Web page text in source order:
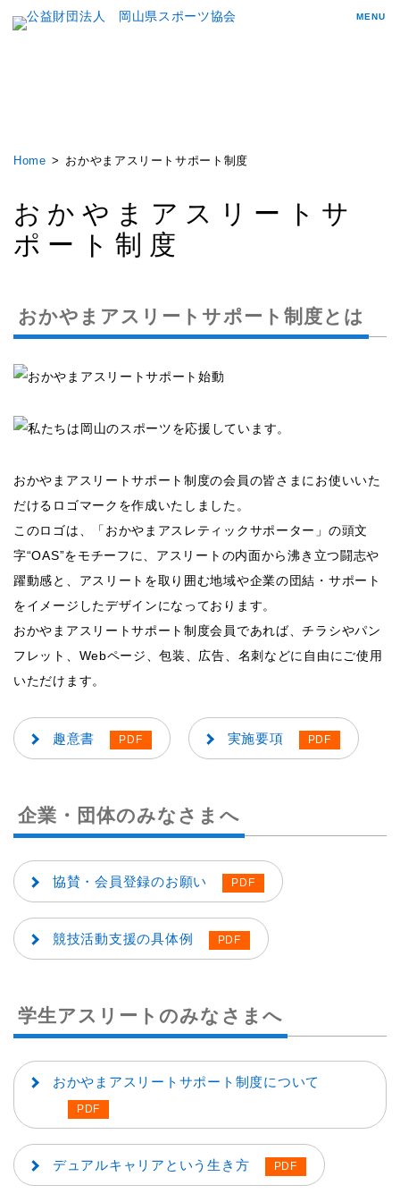
MENU
Home おかやまアスリートサポート制度
おかやまアスリートサ
ポート制度
おかやまアスリートサポート制度とは
おかやまアスリートサポート制度の会員の皆さまにお使いいた
だけるロゴマークを作成いたしました。
このロゴは、「おかやまアスレティックサポーター」の頭文
字“OAS”をモチーフに、アスリートの内面から沸き立つ闘志や
躍動感と、アスリートを取り囲む地域や企業の団結・サポート
をイメージしたデザインになっております。
おかやまアスリートサポート制度会員であれば、チラシやパン
フレット、Webページ、包装、広告、名刺などに自由にご使用
いただけます。
趣意書 実施要項
企業・団体のみなさまへ
協賛・会員登録のお願い
競技活動支援の具体例
学生アスリートのみなさまへ
おかやまアスリートサポート制度について
デュアルキャリアという生き方